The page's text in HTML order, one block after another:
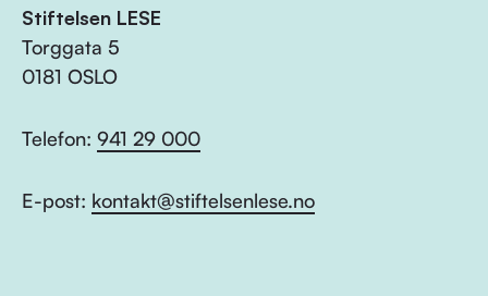
Stiftelsen LESE
Torggata 5
0181 OSLO
Telefon: 941 29 000
E-post: kontakt@stiftelsenlese.no